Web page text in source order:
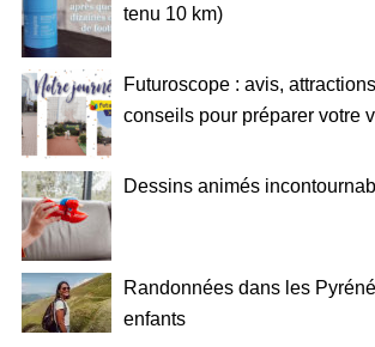
tenu 10 km)
Futuroscope : avis,
conseils pour préparer votre
Dessins animés
Randonnées dans les
enfants